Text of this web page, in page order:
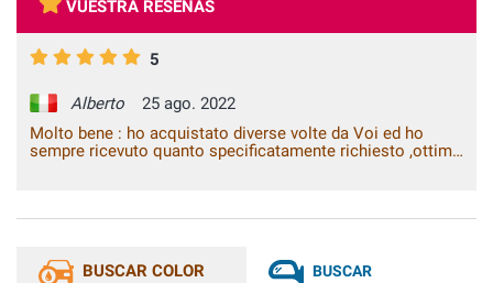
VUESTRA RESEÑAS
5
Alberto
25 ago. 2022
Molto bene : ho acquistato diverse volte da Voi ed ho
sempre ricevuto quanto specificatamente richiesto ,ottimi
BUSCAR COLOR
BUSCAR